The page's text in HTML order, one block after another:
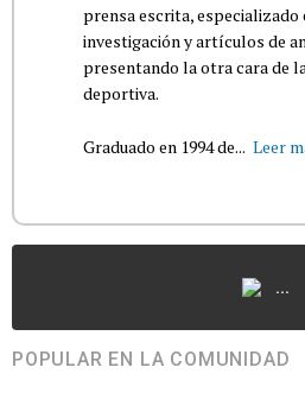
prensa escrita, especializado
investigación y artículos de
presentando la otra cara de
deportiva.
Graduado en 1994 de... Leer
...
POPULAR EN LA COMUNIDAD